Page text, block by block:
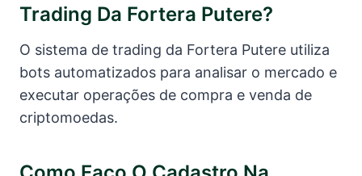
Trading Da Fortera Putere?
O sistema de trading da Fortera Putere utiliza
bots automatizados para analisar o mercado e
executar operações de compra e venda de
criptomoedas.